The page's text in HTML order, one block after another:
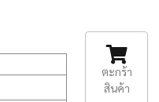
ตะกร้า
สินค้า